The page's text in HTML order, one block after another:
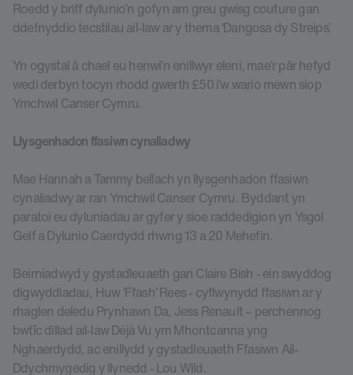
Roedd y briff dylunio’n gofyn am greu gwisg couture gan
ddefnyddio tecstilau ail-law ar y thema ‘Dangosa dy Streips’.
Yn ogystal â chael eu henwi’n enillwyr eleni, mae’r pâr hefyd
wedi derbyn tocyn rhodd gwerth £50 i’w wario mewn siop
Ymchwil Canser Cymru.
Llysgenhadon ffasiwn cynaliadwy
Mae Hannah a Tammy bellach yn llysgenhadon ffasiwn
cynaliadwy ar ran Ymchwil Canser Cymru. Byddant yn
paratoi eu dyluniadau ar gyfer y sioe raddedigion yn Ysgol
Gelf a Dylunio Caerdydd rhwng 13 a 20 Mehefin.
Beirniadwyd y gystadleuaeth gan Claire Bish - ein swyddog
digwyddiadau, Huw ‘Ffash’ Rees - cyflwynydd ffasiwn ar y
rhaglen deledu Prynhawn Da, Jess Renault – perchennog
bwtîc dillad ail-law Déjà Vu ym Mhontcanna yng
Nghaerdydd, ac enillydd y gystadleuaeth Ffasiwn Ail-
Ddychmygedig y llynedd - Lou Wild.